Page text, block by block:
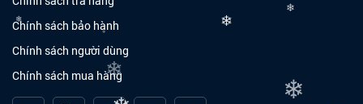
Chính sách bảo hành
Chính sách người dùng
Chính sách mua hàng
❄ ❄
❄
❄
❄